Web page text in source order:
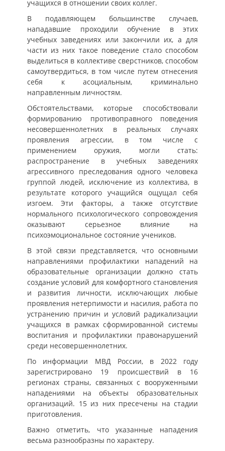
учащихся в отношении своих коллег.
В подавляющем большинстве случаев,
нападавшие проходили обучение в этих
учебных заведениях или закончили их, а для
части из них такое поведение стало способом
выделиться в коллективе сверстников, способом
самоутвердиться, в том числе путем отнесения
себя к асоциальным, криминально
направленным личностям.
Обстоятельствами, которые способствовали
формированию противоправного поведения
несовершеннолетних в реальных случаях
проявления агрессии, в том числе с
применением оружия, могли стать:
распространение в учебных заведениях
агрессивного преследования одного человека
группой людей, исключение из коллектива, в
результате которого учащийся ощущал себя
изгоем. Эти факторы, а также отсутствие
нормального психологического сопровождения
оказывают серьезное влияние на
психоэмоциональное состояние учеников.
В этой связи представляется, что основными
направлениями профилактики нападений на
образовательные организации должно стать
создание условий для комфортного становления
и развития личности, исключающих любые
проявления нетерпимости и насилия, работа по
устранению причин и условий радикализации
учащихся в рамках сформированной системы
воспитания и профилактики правонарушений
среди несовершеннолетних.
По информации МВД России, в 2022 году
зарегистрировано 19 происшествий в 16
регионах страны, связанных с вооруженными
нападениями на объекты образовательных
организаций. 15 из них пресечены на стадии
приготовления.
Важно отметить, что указанные нападения
весьма разнообразны по характеру.